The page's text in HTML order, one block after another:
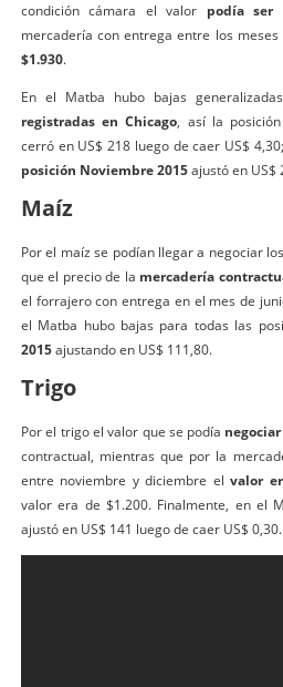
condición cámara el valor podía ser
mercadería con entrega entre los
$1.930.
En el Matba hubo bajas
registradas en Chicago, así la
cerró en US$ 218 luego de caer US$
posición Noviembre 2015ajustó en US$
Maíz
Por el maíz se podían llegar a negociar
que el precio de la mercadería
el forrajero con entrega en el mes de
el Matba hubo bajas para todas las
2015ajustando en US$ 111,80.
Trigo
Por el trigo el valor que se podía
contractual, mientras que por la
entre noviembre y diciembre elvalor
valor era de $1.200. Finalmente, en el
ajustó en US$ 141 luego de caer US$ 0,30.